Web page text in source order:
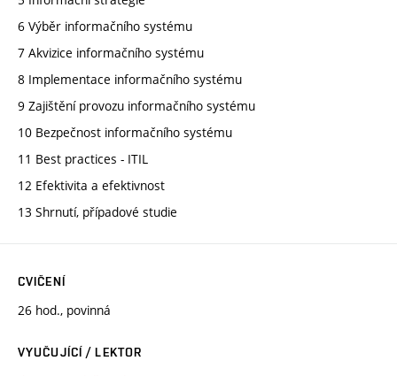
6 Výběr informačního systému
7 Akvizice informačního systému
8 Implementace informačního systému
9 Zajištění provozu informačního systému
10 Bezpečnost informačního systému
11 Best practices - ITIL
12 Efektivita a efektivnost
13 Shrnutí, případové studie
CVIČENÍ
26 hod., povinná
VYUČUJÍCÍ / LEKTOR